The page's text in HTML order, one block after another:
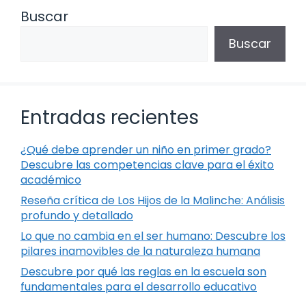
Buscar
Buscar
Entradas recientes
¿Qué debe aprender un niño en primer grado?
Descubre las competencias clave para el éxito
académico
Reseña crítica de Los Hijos de la Malinche: Análisis
profundo y detallado
Lo que no cambia en el ser humano: Descubre los
pilares inamovibles de la naturaleza humana
Descubre por qué las reglas en la escuela son
fundamentales para el desarrollo educativo